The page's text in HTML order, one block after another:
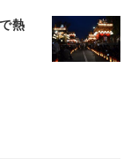
熱